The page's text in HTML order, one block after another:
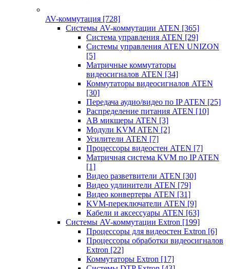
AV-коммутация [728]
Системы AV-коммутации ATEN [365]
Система управления ATEN [29]
Системы управления ATEN UNIZON
[5]
Матричные коммутаторы
видеосигналов ATEN [34]
Коммутаторы видеосигналов ATEN
[30]
Передача аудио/видео по IP ATEN [25]
Распределение питания ATEN [10]
АВ микшеры ATEN [3]
Модули KVM ATEN [2]
Усилители ATEN [7]
Процессоры видеостен ATEN [7]
Матричная система KVM по IP ATEN
[1]
Видео разветвители ATEN [30]
Видео удлинители ATEN [79]
Видео конвертеры ATEN [31]
KVM-переключатели ATEN [9]
Кабели и аксессуары ATEN [63]
Системы AV-коммутации Extron [199]
Процессоры для видеостен Extron [6]
Процессоры обработки видеосигналов
Extron [22]
Коммутаторы Extron [17]